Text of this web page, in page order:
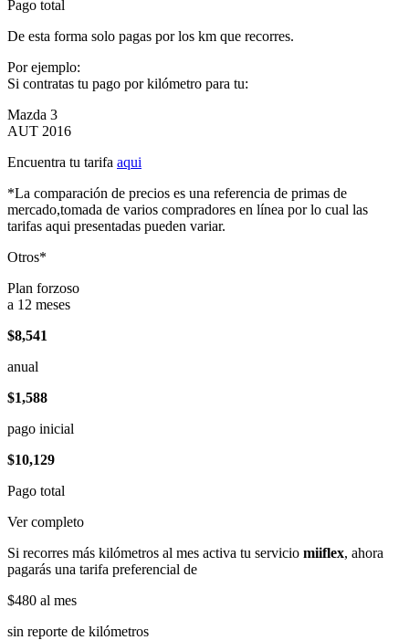
Pago total
De esta forma solo pagas por los km que recorres.
Por ejemplo:
Si contratas tu pago por kilómetro para tu:
Mazda 3
AUT 2016
Encuentra tu tarifa aqui
*La comparación de precios es una referencia de primas de
mercado,tomada de varios compradores en línea por lo cual las
tarifas aqui presentadas pueden variar.
Otros*
Plan forzoso
a 12 meses
$8,541
anual
$1,588
pago inicial
$10,129
Pago total
Ver completo
Si recorres más kilómetros al mes activa tu servicio miiflex, ahora
pagarás una tarifa preferencial de
$480 al mes
sin reporte de kilómetros